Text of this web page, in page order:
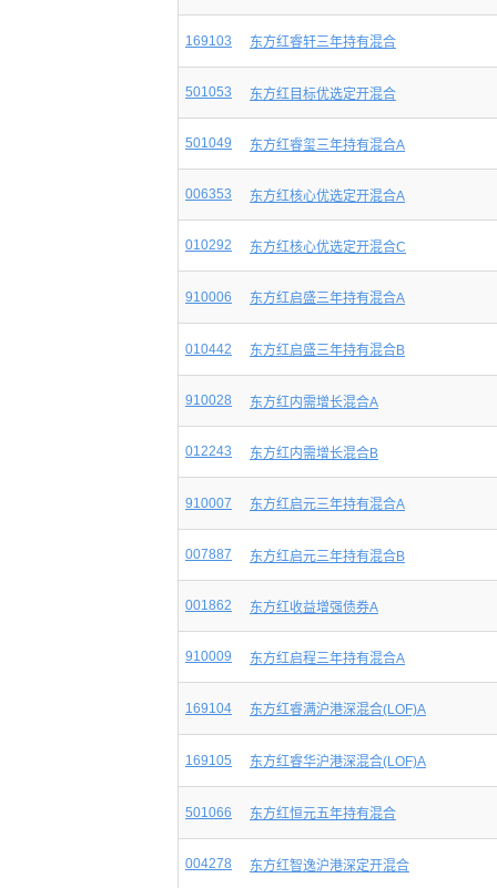
169103 东方红睿轩三年持有混合
501053 东方红目标优选定开混合
501049 东方红睿玺三年持有混合A
006353 东方红核心优选定开混合A
010292 东方红核心优选定开混合C
910006 东方红启盛三年持有混合A
010442 东方红启盛三年持有混合B
910028 东方红内需增长混合A
012243 东方红内需增长混合B
910007 东方红启元三年持有混合A
007887 东方红启元三年持有混合B
001862 东方红收益增强债券A
910009 东方红启程三年持有混合A
169104 东方红睿满沪港深混合(LOF)A
169105 东方红睿华沪港深混合(LOF)A
501066 东方红恒元五年持有混合
004278 东方红智逸沪港深定开混合